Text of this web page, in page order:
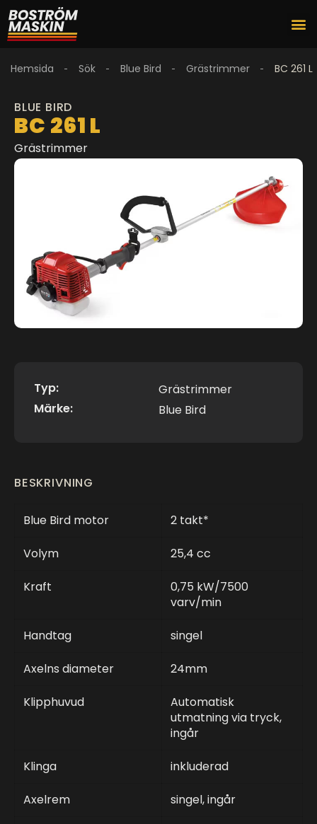
Hemsida Sök Blue Bird Grästrimmer BC 261 L
BESKRIVNING
Blue Bird motor 2 takt*
Volym 25,4 cc
Kraft
0,75 kW/7500
varv/min
Handtag singel
Axelns diameter 24mm
Klipphuvud
Automatisk
utmatning via tryck,
ingår
Klinga inkluderad
Axelrem singel, ingår
BLUE BIRD
BC 261 L
Grästrimmer
Typ:
Grästrimmer
Märke:
Blue Bird